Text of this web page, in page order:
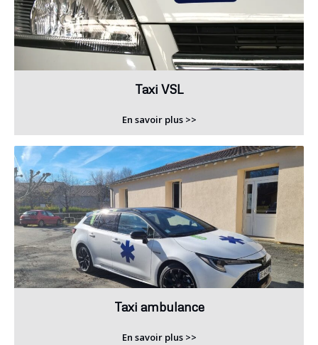
Taxi VSL
En savoir plus >>
Taxi ambulance
En savoir plus >>